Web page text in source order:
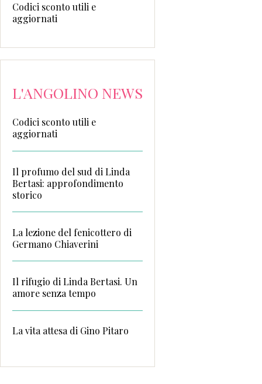
Codici sconto utili e
aggiornati
L'ANGOLINO NEWS
Codici sconto utili e
aggiornati
Il profumo del sud di Linda
Bertasi: approfondimento
storico
La lezione del fenicottero di
Germano Chiaverini
Il rifugio di Linda Bertasi. Un
amore senza tempo
La vita attesa di Gino Pitaro